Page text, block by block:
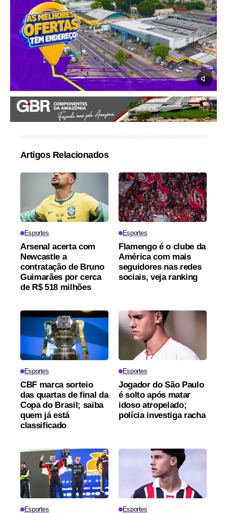
Artigos Relacionados
Esportes
Arsenal acerta com
Newcastle a
contratação de Bruno
Guimarães por cerca
de R$ 518 milhões
Esportes
Flamengo é o clube da
América com mais
seguidores nas redes
sociais, veja ranking
Esportes
CBF marca sorteio
das quartas de final da
Copa do Brasil; saiba
quem já está
classificado
Esportes
Jogador do São Paulo
é solto após matar
idoso atropelado;
polícia investiga racha
Esportes Esportes